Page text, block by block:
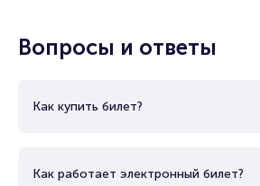
Вопросы и ответы
Как купить билет?
Как работает электронный билет?